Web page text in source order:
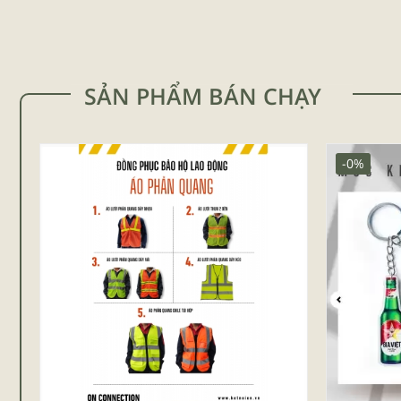
SẢN PHẨM BÁN CHẠY
-0%